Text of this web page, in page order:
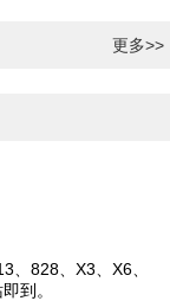
更多>>
、828、X3、X6、
到。